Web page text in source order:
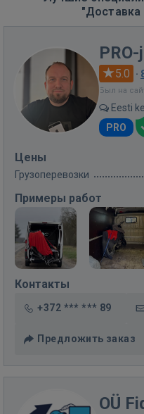
PRO-
5.0 ·
Был на
Eesti
PRO
Цены
Грузоперевозки
Примеры работ
Контакты
+372 *** *** 89
Предложить заказ
OÜ